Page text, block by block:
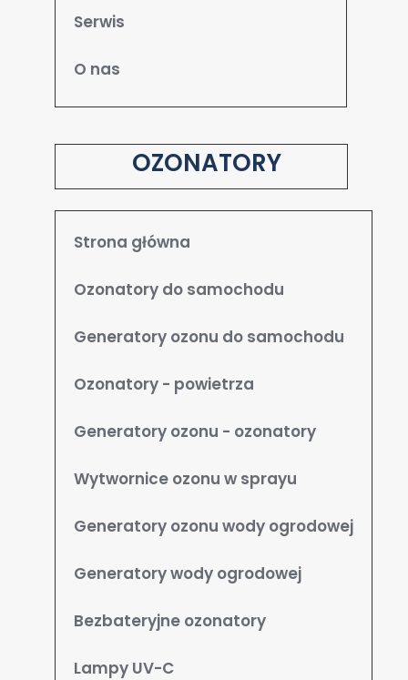
Serwis
O nas
Strona główna
Ozonatory do samochodu
Generatory ozonu do samochodu
Ozonatory - powietrza
Generatory ozonu - ozonatory
Wytwornice ozonu w sprayu
Generatory ozonu wody ogrodowej
Generatory wody ogrodowej
Bezbateryjne ozonatory
Lampy UV-C
OZONATORY